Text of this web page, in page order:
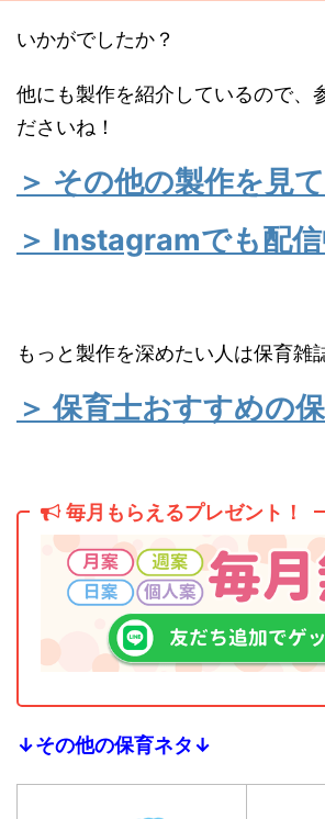
いかがでしたか？
他にも製作を紹介しているので、
ださいね！
＞ その他の製作を見
＞ Instagramでも配信
もっと製作を深めたい人は保育雑
＞ 保育士おすすめの
毎月もらえるプレゼント！
↓その他の保育ネタ↓